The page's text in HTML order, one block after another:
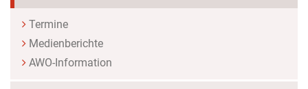
Termine
Medienberichte
AWO-Information